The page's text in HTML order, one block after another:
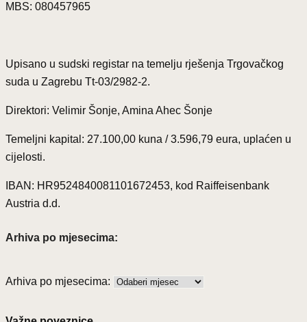
MBS: 080457965
Upisano u sudski registar na temelju rješenja Trgovačkog
suda u Zagrebu Tt-03/2982-2.
Direktori: Velimir Šonje, Amina Ahec Šonje
Temeljni kapital: 27.100,00 kuna / 3.596,79 eura, uplaćen u
cijelosti.
IBAN: HR9524840081101672453, kod Raiffeisenbank
Austria d.d.
Arhiva po mjesecima:
Arhiva po mjesecima: